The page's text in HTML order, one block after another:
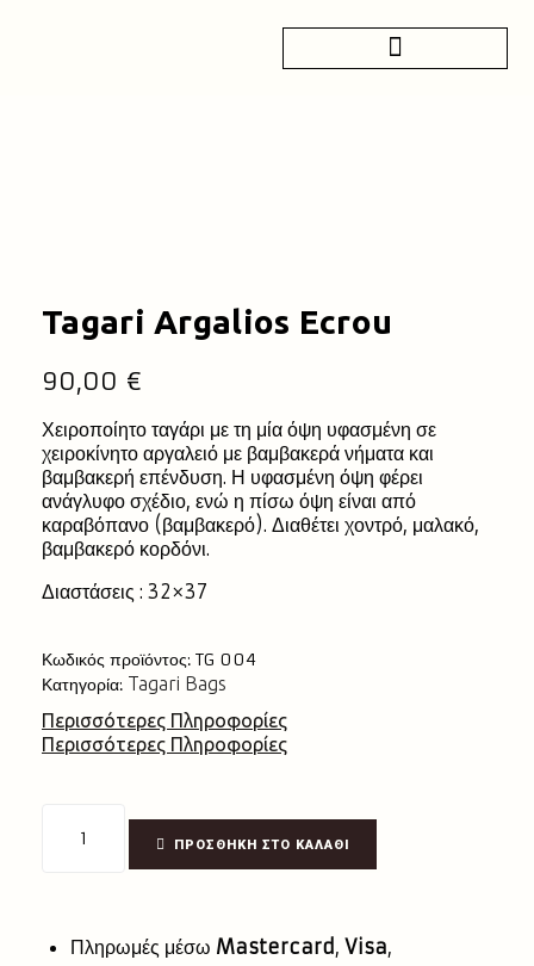
Tagari Argalios Ecrou
90,00 €
Χειροποίητο ταγάρι με τη μία όψη υφασμένη σε
χειροκίνητο αργαλειό με βαμβακερά νήματα και
βαμβακερή επένδυση. Η υφασμένη όψη φέρει
ανάγλυφο σχέδιο, ενώ η πίσω όψη είναι από
καραβόπανο (βαμβακερό). Διαθέτει χοντρό, μαλακό,
βαμβακερό κορδόνι.
Διαστάσεις : 32×37
Κωδικός προϊόντος: TG 004
Κατηγορία: Tagari Bags
Περισσότερες Πληροφορίες
Περισσότερες Πληροφορίες
ΠΡΟΣΘΉΚΗ ΣΤΟ ΚΑΛΆΘΙ
Πληρωμές μέσω Mastercard, Visa,